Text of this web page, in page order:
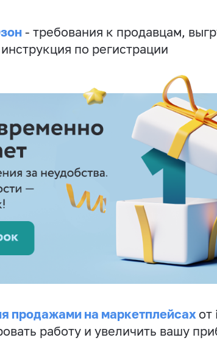
- требования к продавцам,
по регистрации
продажами на маркетплейсах от
работу и увеличить вашу